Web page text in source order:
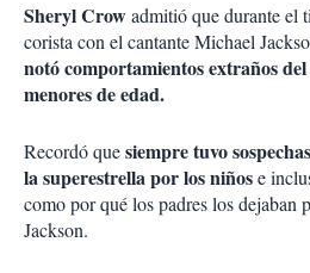
Sheryl Crowadmitió que durante el
corista con el cantante Michael
notó comportamientos extraños
menores de edad.
Recordó quesiempre tuvo
la superestrella por los niñose
como por qué los padres los dejaban
Jackson.